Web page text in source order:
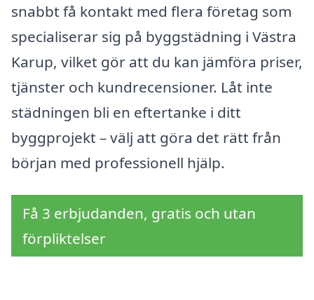
snabbt få kontakt med flera företag som
specialiserar sig på byggstädning i Västra
Karup, vilket gör att du kan jämföra priser,
tjänster och kundrecensioner. Låt inte
städningen bli en eftertanke i ditt
byggprojekt – välj att göra det rätt från
början med professionell hjälp.
Få 3 erbjudanden, gratis och utan
förpliktelser